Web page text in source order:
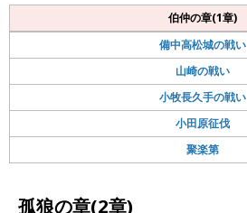
伯仲の章(1章)
備中高松城の戦い
山崎の戦い
小牧長久手の戦い
小田原征伐
聚楽第
孤狼の章(2章)